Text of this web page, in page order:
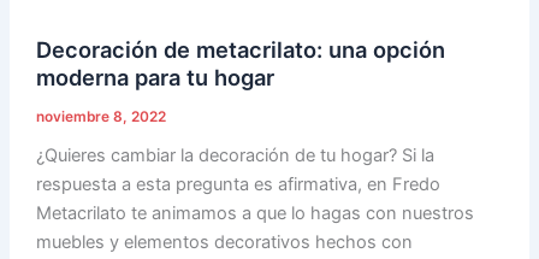
Decoración de metacrilato: una opción
moderna para tu hogar
noviembre 8, 2022
¿Quieres cambiar la decoración de tu hogar? Si la
respuesta a esta pregunta es afirmativa, en Fredo
Metacrilato te animamos a que lo hagas con nuestros
muebles y elementos decorativos hechos con